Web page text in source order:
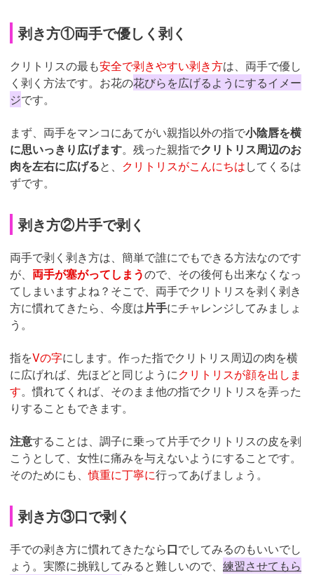
剥き方①両手で優しく剥く
クリトリスの最も安全で剥きやすい剥き方は、両手で優し
く剥く方法です。お花の花びらを広げるようにするイメー
ジです。
まず、両手をマンコにあてがい親指以外の指で小陰唇を横
に思いっきり広げます。残った親指でクリトリス周辺のお
肉を左右に広げると、 クリトリスがこんにちはしてくるは
ずです。
剥き方②片手で剥く
両手で剥く剥き方は、簡単で誰にでもできる方法なのです
が、 両手が塞がってしまうので、その後何も出来なくなっ
てしまいますよね？そこで、両手でクリトリスを剥く剥き
方に慣れてきたら、今度は片手にチャレンジしてみましょ
う。
指をVの字にします。作った指でクリトリス周辺の肉を横
に広げれば、先ほどと同じようにクリトリスが顔を出しま
す。慣れてくれば、そのまま他の指でクリトリスを弄った
りすることもできます。
注意することは、調子に乗って片手でクリトリスの皮を剥
こうとして、女性に痛みを与えないようにすることです。
そのためにも、慎重に丁寧に行ってあげましょう。
剥き方③口で剥く
手での剥き方に慣れてきたなら口でしてみるのもいいでし
ょう。実際に挑戦してみると難しいので、 練習させてもら